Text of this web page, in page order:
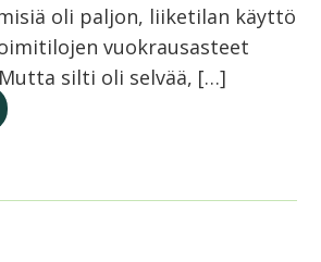
oli paljon, liiketilan käyttö
vuokrausasteet
silti oli selvää, […]